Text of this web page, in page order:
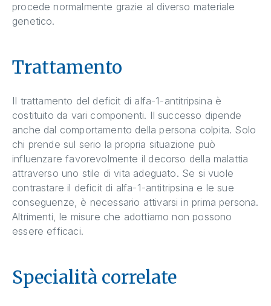
procede normalmente grazie al diverso materiale
genetico.
Trattamento
Il trattamento del deficit di alfa-1-antitripsina è
costituito da vari componenti. Il successo dipende
anche dal comportamento della persona colpita. Solo
chi prende sul serio la propria situazione può
influenzare favorevolmente il decorso della malattia
attraverso uno stile di vita adeguato. Se si vuole
contrastare il deficit di alfa-1-antitripsina e le sue
conseguenze, è necessario attivarsi in prima persona.
Altrimenti, le misure che adottiamo non possono
essere efficaci.
Specialità correlate